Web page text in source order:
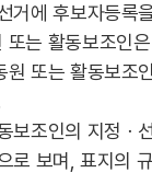
거에 후보자등록
또는 활동보조인
원 또는 활동보조
조인의 지정ㆍ
로 보며, 표지의